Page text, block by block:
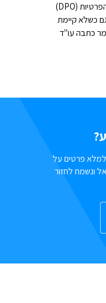
מאמר הדן בחשיבות מינוי ממונה הגנת הפרטיות (DPO)
גם כשלא קיימת
כתבה עו"ד
למלא פרטים על
ונשמח לחזור